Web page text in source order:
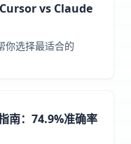
vs Claude
你选择最适合的
南：74.9%准确率